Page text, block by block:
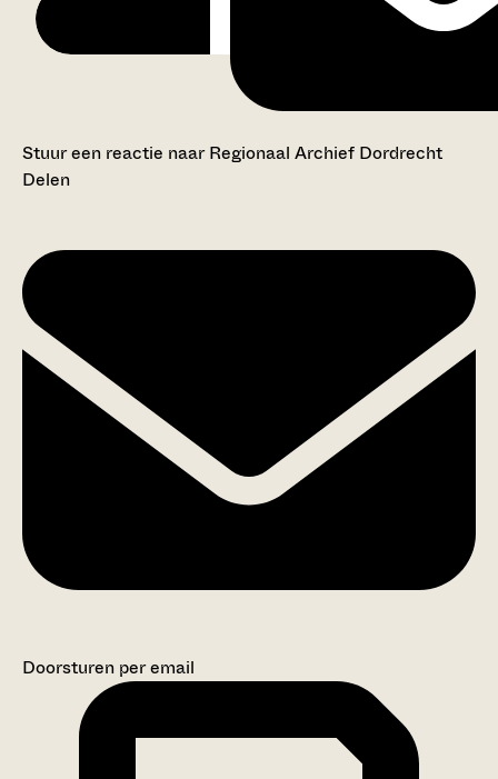
Stuur een reactie naar Regionaal Archief Dordrecht
Delen
Doorsturen per email